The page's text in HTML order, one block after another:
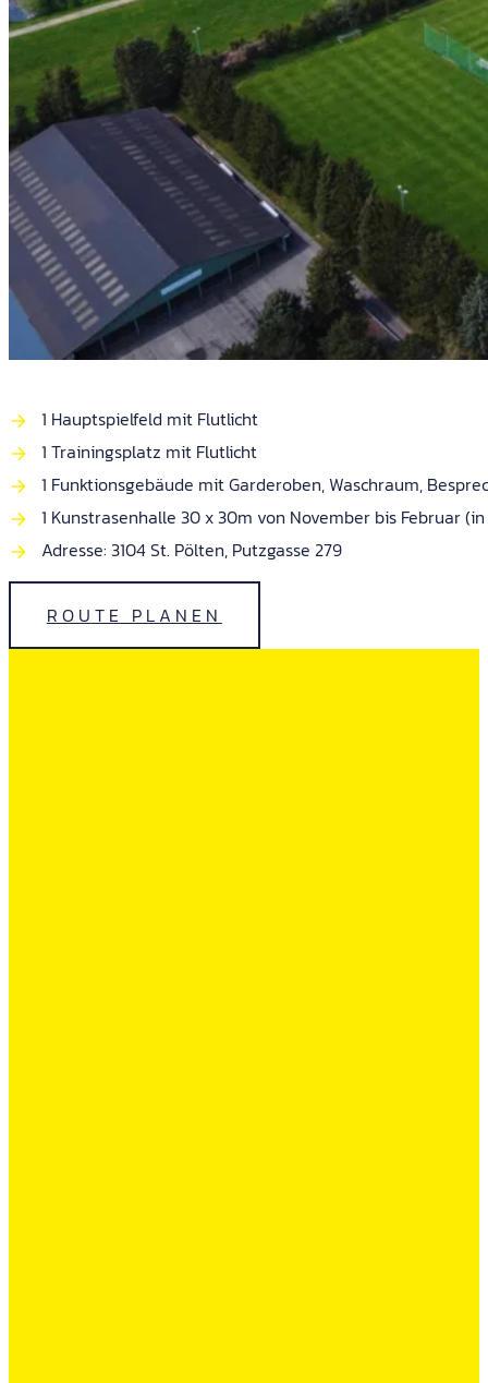
1 Hauptspielfeld mit Flutlicht
1 Trainingsplatz mit Flutlicht
1 Funktionsgebäude mit Garderoben, Waschraum,
1 Kunstrasenhalle 30 x 30m von November bis Februar
Adresse: 3104 St. Pölten, Putzgasse 279
ROUTE PLANEN